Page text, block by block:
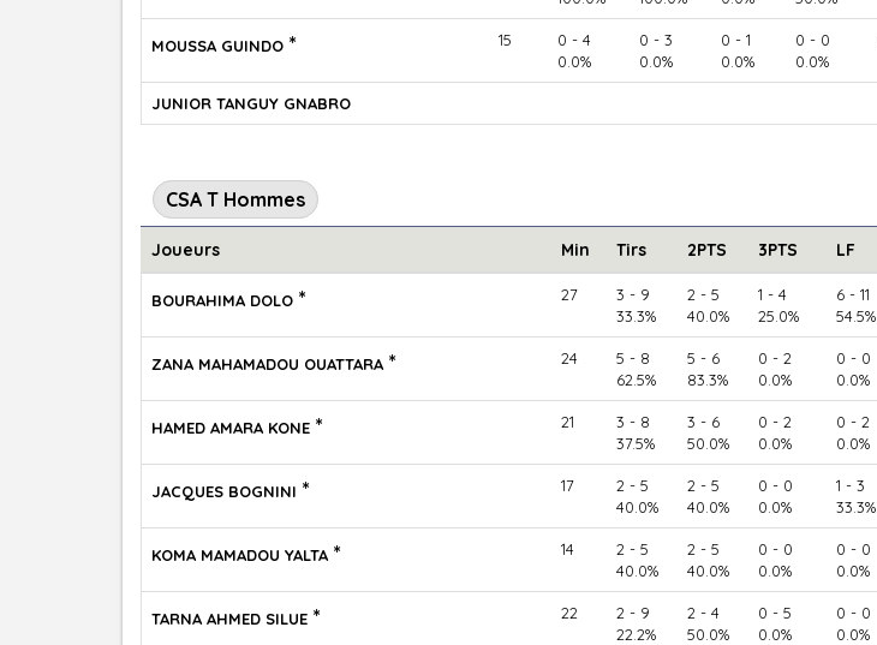
MOUSSA GUINDO * 15
0 - 4
0.0%
0 - 3
0.0%
0 - 1
0.0%
0 - 0
0.0%
JUNIOR TANGUY GNABRO
CSA T Hommes
Joueurs Min Tirs 2PTS 3PTS LF
BOURAHIMA DOLO * 27
3 - 9
33.3%
2 - 5
40.0%
1 - 4
25.0%
6 - 11
54.5%
ZANA MAHAMADOU OUATTARA * 24
5 - 8
62.5%
5 - 6
83.3%
0 - 2
0.0%
0 - 0
0.0%
HAMED AMARA KONE * 21
3 - 8
37.5%
3 - 6
50.0%
0 - 2
0.0%
0 - 2
0.0%
JACQUES BOGNINI * 17
2 - 5
40.0%
2 - 5
40.0%
0 - 0
0.0%
1 - 3
33.3%
KOMA MAMADOU YALTA * 14
2 - 5
40.0%
2 - 5
40.0%
0 - 0
0.0%
0 - 0
0.0%
TARNA AHMED SILUE * 22
2 - 9
22.2%
2 - 4
50.0%
0 - 5
0.0%
0 - 0
0.0%